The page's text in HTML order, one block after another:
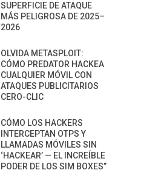
SUPERFICIE DE ATAQUE
MÁS PELIGROSA DE 2025–
2026
OLVIDA METASPLOIT:
CÓMO PREDATOR HACKEA
CUALQUIER MÓVIL CON
ATAQUES PUBLICITARIOS
CERO-CLIC
CÓMO LOS HACKERS
INTERCEPTAN OTPS Y
LLAMADAS MÓVILES SIN
‘HACKEAR’ — EL INCREÍBLE
PODER DE LOS SIM BOXES”